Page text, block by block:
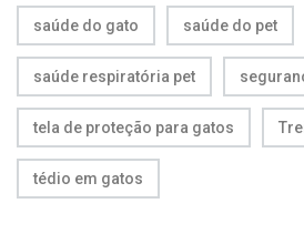
saúde do gato saúde do pet
saúde respiratória pet
tela de proteção para gatos
tédio em gatos